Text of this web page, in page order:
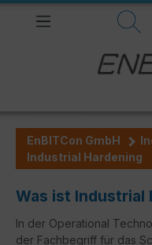
EnBITCon GmbH
Industrial Hardening
Was ist Industrial
In der Operational
der Fachbegriff für das